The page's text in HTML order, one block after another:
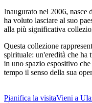
Inaugurato nel 2006, nasce
ha voluto lasciare al suo
alla più significativa
Questa collezione
spirituale: un'eredità che ha
in uno spazio espositivo
tempo il senso della sua
Pianifica la visitaVieni a